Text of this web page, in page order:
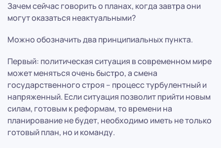
Зачем сейчас говорить о планах, когда завтра они
могут оказаться неактуальными?
Можно обозначить два принципиальных пункта.
Первый: политическая ситуация в современном мире
может меняться очень быстро, а смена
государственного строя – процесс турбулентный и
напряженный. Если ситуация позволит прийти новым
силам, готовым к реформам, то времени на
планирование не будет, необходимо иметь не только
готовый план, но и команду.